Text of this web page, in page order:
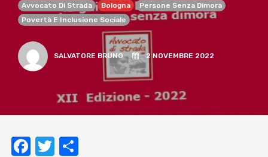
Avvocato Di Strada Bologna
Persone Senza Dimora
Povertà E Inclusione Sociale
SALVATORE BRUNO 2 NOVEMBRE 2022
Facebook
Twitter